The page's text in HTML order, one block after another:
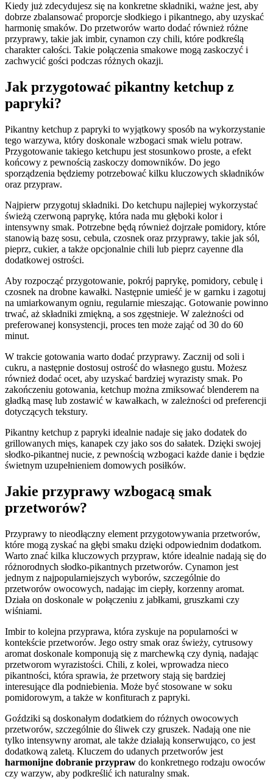
Kiedy już zdecydujesz się na konkretne składniki, ważne jest, aby
dobrze zbalansować proporcje słodkiego i pikantnego, aby uzyskać
harmonię smaków. Do przetworów warto dodać również różne
przyprawy, takie jak imbir, cynamon czy chili, które podkreślą
charakter całości. Takie połączenia smakowe mogą zaskoczyć i
zachwycić gości podczas różnych okazji.
Jak przygotować pikantny ketchup z
papryki?
Pikantny ketchup z papryki to wyjątkowy sposób na wykorzystanie
tego warzywa, który doskonale wzbogaci smak wielu potraw.
Przygotowanie takiego ketchupu jest stosunkowo proste, a efekt
końcowy z pewnością zaskoczy domowników. Do jego
sporządzenia będziemy potrzebować kilku kluczowych składników
oraz przypraw.
Najpierw przygotuj składniki. Do ketchupu najlepiej wykorzystać
świeżą czerwoną paprykę, która nada mu głęboki kolor i
intensywny smak. Potrzebne będą również dojrzałe pomidory, które
stanowią bazę sosu, cebula, czosnek oraz przyprawy, takie jak sól,
pieprz, cukier, a także opcjonalnie chili lub pieprz cayenne dla
dodatkowej ostrości.
Aby rozpocząć przygotowanie, pokrój paprykę, pomidory, cebulę i
czosnek na drobne kawałki. Następnie umieść je w garnku i zagotuj
na umiarkowanym ogniu, regularnie mieszając. Gotowanie powinno
trwać, aż składniki zmiękną, a sos zgęstnieje. W zależności od
preferowanej konsystencji, proces ten może zająć od 30 do 60
minut.
W trakcie gotowania warto dodać przyprawy. Zacznij od soli i
cukru, a następnie dostosuj ostrość do własnego gustu. Możesz
również dodać ocet, aby uzyskać bardziej wyrazisty smak. Po
zakończeniu gotowania, ketchup można zmiksować blenderem na
gładką masę lub zostawić w kawałkach, w zależności od preferencji
dotyczących tekstury.
Pikantny ketchup z papryki idealnie nadaje się jako dodatek do
grillowanych mięs, kanapek czy jako sos do sałatek. Dzięki swojej
słodko-pikantnej nucie, z pewnością wzbogaci każde danie i będzie
świetnym uzupełnieniem domowych posiłków.
Jakie przyprawy wzbogacą smak
przetworów?
Przyprawy to nieodłączny element przygotowywania przetworów,
które mogą zyskać na głębi smaku dzięki odpowiednim dodatkom.
Warto znać kilka kluczowych przypraw, które idealnie nadają się do
różnorodnych słodko-pikantnych przetworów. Cynamon jest
jednym z najpopularniejszych wyborów, szczególnie do
przetworów owocowych, nadając im ciepły, korzenny aromat.
Działa on doskonale w połączeniu z jabłkami, gruszkami czy
wiśniami.
Imbir to kolejna przyprawa, która zyskuje na popularności w
kontekście przetworów. Jego ostry smak oraz świeży, cytrusowy
aromat doskonale komponują się z marchewką czy dynią, nadając
przetworom wyrazistości. Chili, z kolei, wprowadza nieco
pikantności, która sprawia, że przetwory stają się bardziej
interesujące dla podniebienia. Może być stosowane w soku
pomidorowym, a także w konfiturach z papryki.
Goździki są doskonałym dodatkiem do różnych owocowych
przetworów, szczególnie do śliwek czy gruszek. Nadają one nie
tylko intensywny aromat, ale także działają konserwująco, co jest
dodatkową zaletą. Kluczem do udanych przetworów jest
harmonijne dobranie przypraw do konkretnego rodzaju owoców
czy warzyw, aby podkreślić ich naturalny smak.